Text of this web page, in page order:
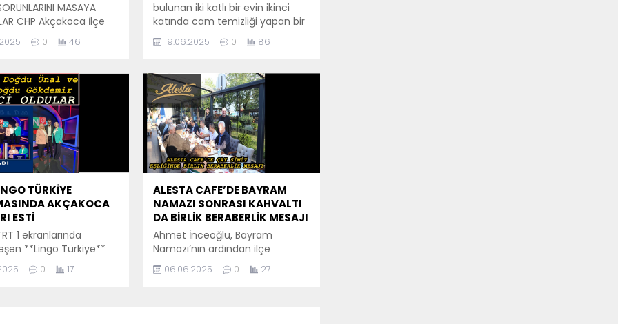
MASAYA
CHP Akçakoca İlçe
ilk ve orta öğretimde
ikinci yarıyılla ilgili İlçe
bulundu. Basın
da Eğitim ve
yaşanan aksaklıkları,
ve çözüm önerilerini
Yardımcısı Ali
Tarafından yapılan
şu şekilde :
Eğitim Öğretim
0 46
bulunan iki katlı bir evin ikinci
katında cam temizliği yapan bir
kadın, camın kırılması sonucu 2.
kattan sert zemine düşerek
duyan komşular, hemen 112 Acil
Servis ekiplerine haber verdi.
Olay yerine gelen acil servis
ekipleri, yaralı kadına ilk
müdahaleyi olay yerinde
gerçekleştirdi. Ardından kadın...
19.06.2025 0 86
TÜRKİYE
AKÇAKOCA
ESTİ
1 ekranlarında
**Lingo Türkiye**
izleyicilere unutulmaz
Akçakoca’dan
0 17
ALESTA CAFE’DE BAYRAM
NAMAZI SONRASI KAHVALTI
DA BİRLİK BERABERLİK MESAJI
Ahmet İnceoğlu, Bayram
Namazı’nın ardından ilçe
protokolünü Alesta Cafe’de
ağırladı. İnceoğlu, Kaymakam
06.06.2025 0 27